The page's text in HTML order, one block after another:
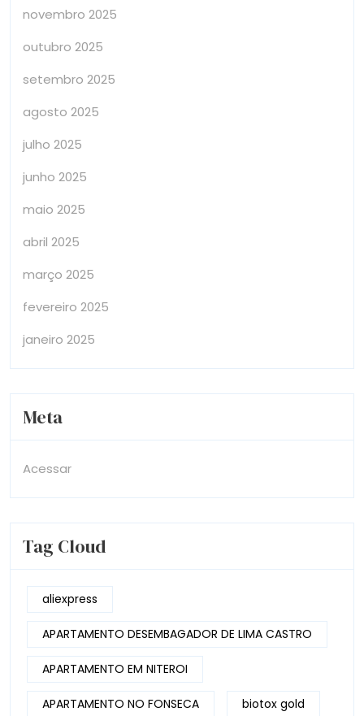
novembro 2025
outubro 2025
setembro 2025
agosto 2025
julho 2025
junho 2025
maio 2025
abril 2025
março 2025
fevereiro 2025
janeiro 2025
Meta
Acessar
Tag Cloud
aliexpress
APARTAMENTO DESEMBAGADOR DE LIMA CASTRO
APARTAMENTO EM NITEROI
APARTAMENTO NO FONSECA biotox gold